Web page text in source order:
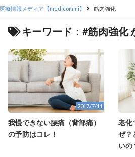
医療情報メディア【medicommi】 筋肉強化
キーワード：#筋肉強化
2017/7/11
我慢できない腰痛（背部痛）
の予防はコレ！
老化
ぜ？
いの